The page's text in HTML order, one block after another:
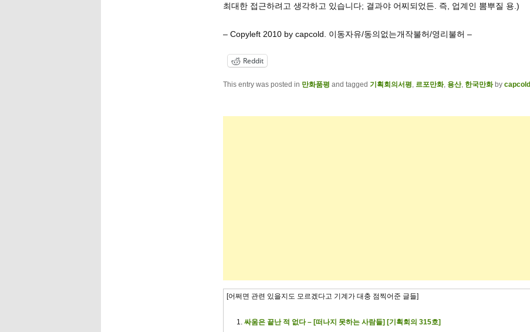
최대한 접근하려고 생각하고 있습니다; 결과야 어찌되었든. 즉, 업계인 뽐뿌질 용.)
– Copyleft 2010 by capcold. 이동자유/동의없는개작불허/영리불허 –
Reddit
This entry was posted in 만화품평 and tagged 기획회의서평, 르포만화, 용산, 한국만화by capcold
[어쩌면 관련 있을지도 모르겠다고 기계가 대충 점찍어준 글들]
싸움은 끝난 적 없다 – [떠나지 못하는 사람들] [기획회의 315호]